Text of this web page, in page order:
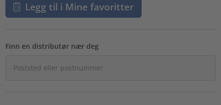
Legg til i Mine favoritter
Finn en distributør nær deg